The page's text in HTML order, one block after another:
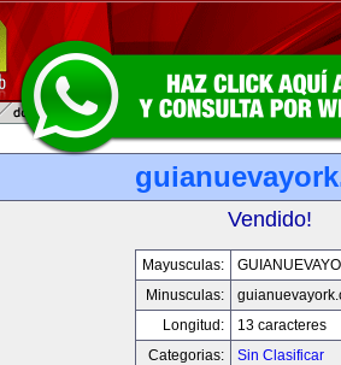
Vendido!
Mayusculas:
Minusculas:
Longitud:
13 caracteres
Categorias:
Sin Clasificar